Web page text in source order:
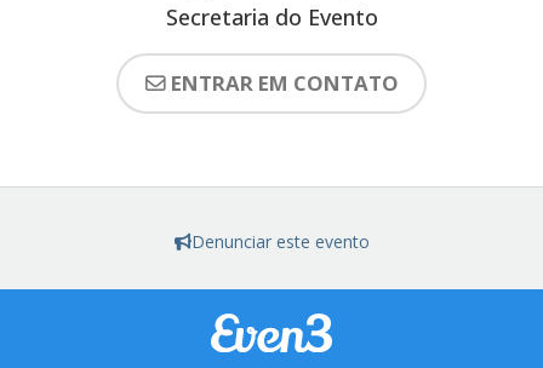
Secretaria do Evento
ENTRAR EM CONTATO
Denunciar este evento